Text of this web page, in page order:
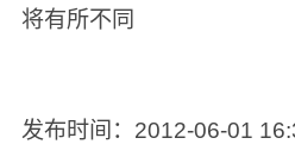
将有所不同
发布时间：2012-06-01